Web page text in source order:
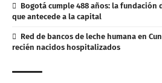
Bogotá cumple 488 años: la fundación
que antecede a la capital
Red de bancos de leche humana en
recién nacidos hospitalizados